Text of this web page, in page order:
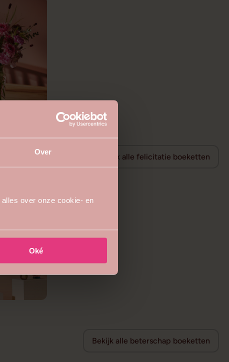
Over
alles over onze cookie- en
Oké
Bekijk alle felicitatie boeketten
Bekijk alle beterschap boeketten